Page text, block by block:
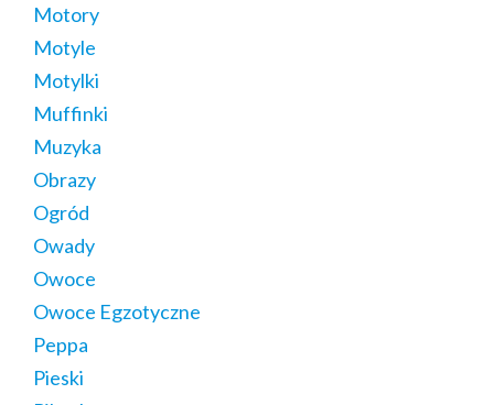
Motory
Motyle
Motylki
Muffinki
Muzyka
Obrazy
Ogród
Owady
Owoce
Owoce Egzotyczne
Peppa
Pieski